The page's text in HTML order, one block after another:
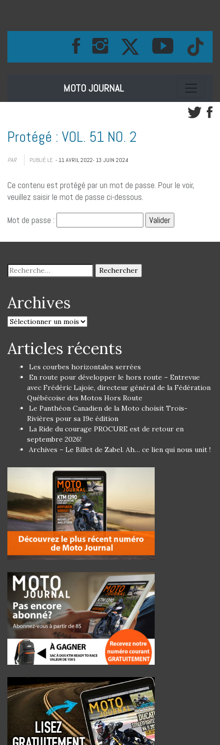
MOTO JOURNAL Toggle
Protégé : VOL. 51 NO. 2
PAR PUBLIÉ LE - 11 AVRIL 2022- 13 JUIN 2024
Ce contenu est protégé par un mot de passe. Pour le voir,
veuillez saisir le mot de passe ci-dessous.
Mot de passe :
Archives
Articles récents
Les courbes horizontales serrées
En route pour développer le hors route – Entrevue
avec Frédéric Lajoie, directeur général de la Fédération
Québécoise des Motos Hors Route
Le Panthéon Canadien de la Moto choisit Trois-
Rivières pour sa 19e édition
La Ride du courage PROCURE est de retour en
septembre 2026!
Archives – Le Billet de Zabel. Ah… ce lien qui nous unit !